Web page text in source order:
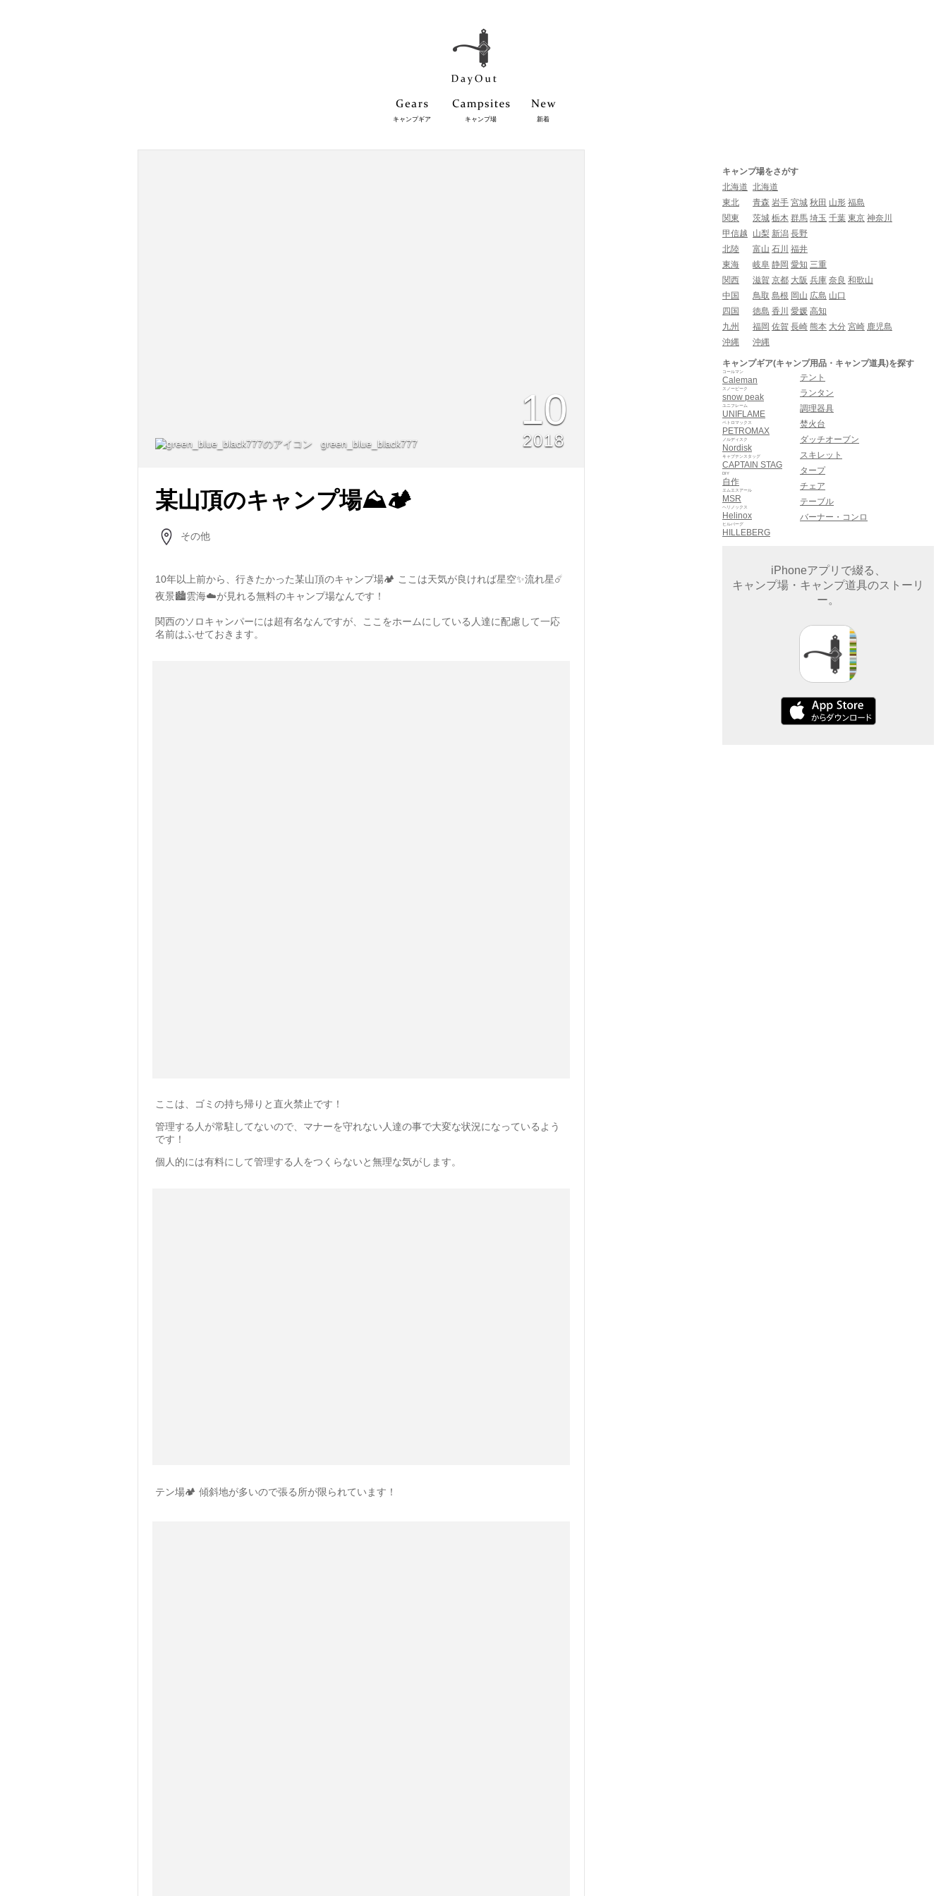
キャンプギア キャンプ場 新着
green_blue_black777
10
2018
某山頂のキャンプ場⛰🏕
その他
10年以上前から、行きたかった某山頂のキャンプ場🏕 ここは天気が良ければ星空✨流れ星☄️
夜景🏙雲海☁️が見れる無料のキャンプ場なんです！
関西のソロキャンパーには超有名なんですが、ここをホームにしている人達に配慮して一応
名前はふせておきます。
ここは、ゴミの持ち帰りと直火禁止です！
管理する人が常駐してないので、マナーを守れない人達の事で大変な状況になっているよう
です！
個人的には有料にして管理する人をつくらないと無理な気がします。
テン場🏕 傾斜地が多いので張る所が限られています！
キャンプ場をさがす
北海道 北海道
東北
青森 岩手 宮城 秋田 山形 福島
関東
茨城 栃木 群馬 埼玉 千葉 東京 神奈川
甲信越
山梨 新潟 長野
北陸
富山 石川 福井
東海
岐阜 静岡 愛知 三重
関西
滋賀 京都 大阪 兵庫 奈良 和歌山
中国
鳥取 島根 岡山 広島 山口
四国
徳島 香川 愛媛 高知
九州
福岡 佐賀 長崎 熊本 大分 宮崎 鹿児島
沖縄
沖縄
キャンプギア(キャンプ用品・キャンプ道具)を探す
Caleman
コールマン
snow peak
スノーピーク
UNIFLAME
ユニフレーム
PETROMAX
ペトロマックス
Nordisk
ノルディスク
CAPTAIN STAG
キャプテンスタッグ
自作
DIY
MSR
エムエスアール
Helinox
ヘリノックス
HILLEBERG
ヒルバーグ
テント
ランタン
調理器具
焚火台
ダッチオーブン
スキレット
タープ
チェア
テーブル
バーナー・コンロ
iPhoneアプリで綴る、
キャンプ場・キャンプ道具のストーリ
ー。